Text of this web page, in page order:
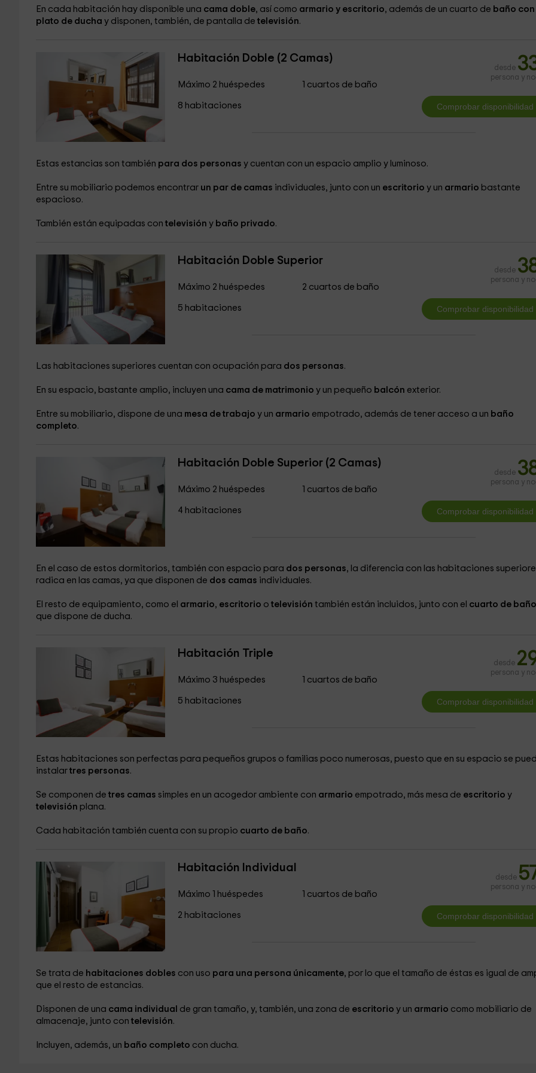
En cada habitación hay disponible una cama doble, así como armario y escritorio, además de un cuarto de baño con
plato de ducha y disponen, también, de pantalla de televisión.
Habitación Doble (2 Camas)
Máximo 2 huéspedes
8 habitaciones
1 cuartos de baño
desde
persona y
Estas estancias son también para dos personas y cuentan con un espacio amplio y luminoso.
Entre su mobiliario podemos encontrarun par de camas individuales, junto con un escritorio y un armario bastante
espacioso.
También están equipadas con televisión y baño privado.
Habitación Doble Superior
Máximo 2 huéspedes
5 habitaciones
2 cuartos de baño
desde
persona y
Las habitaciones superiores cuentan con ocupación para dos personas.
En su espacio, bastante amplio, incluyen una cama de matrimonio y un pequeño balcón exterior.
Entre su mobiliario, dispone de una mesa de trabajo y un armario empotrado, además de tener acceso a un baño
completo.
Habitación Doble Superior (2 Camas)
Máximo 2 huéspedes
4 habitaciones
1 cuartos de baño
desde
persona y
En el caso de estos dormitorios, también con espacio para dos personas, la diferencia con las habitaciones
radica en las camas, ya que disponen de dos camas individuales.
El resto de equipamiento, como el armario, escritorio o televisión también están incluidos, junto con el cuarto de baño
que dispone de ducha.
Habitación Triple
Máximo 3 huéspedes
5 habitaciones
1 cuartos de baño
desde
persona y
Estas habitaciones son perfectas para pequeños grupos o familias poco numerosas, puesto que en su espacio se
instalartres personas.
Se componen de tres camas simples en un acogedor ambiente con armario empotrado, más mesa de escritorio y
televisión plana.
Cada habitación también cuenta con su propio cuarto de baño.
Habitación Individual
Máximo 1 huéspedes
2 habitaciones
1 cuartos de baño
desde
persona y
Se trata de habitaciones dobles con uso para una persona únicamente, por lo que el tamaño de éstas es igual de
que el resto de estancias.
Disponen de una cama individual de gran tamaño, y, también, una zona de escritorio y un armario como mobiliario de
almacenaje, junto con televisión.
Incluyen, además, un baño completo con ducha.